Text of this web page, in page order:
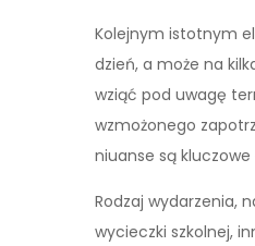
Kolejnym istotnym
dzień, a może na
wziąć pod uwagę
wzmożonego
niuanse są
Rodzaj wydarzenia,
wycieczki szkolnej,